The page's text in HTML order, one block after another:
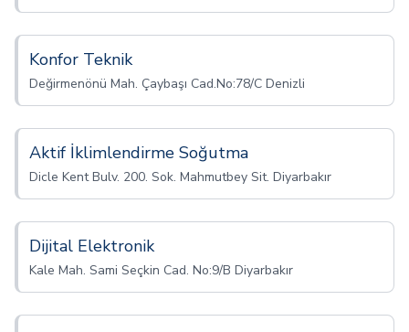
Konfor Teknik
Değirmenönü Mah. Çaybaşı Cad.No:78/C Denizli
Aktif İklimlendirme Soğutma
Dicle Kent Bulv. 200. Sok. Mahmutbey Sit. Diyarbakır
Dijital Elektronik
Kale Mah. Sami Seçkin Cad. No:9/B Diyarbakır